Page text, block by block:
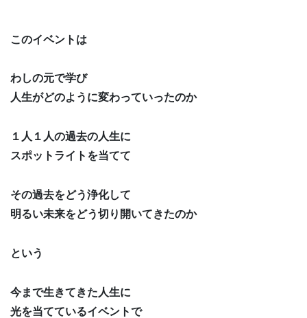
このイベントは
わしの元で学び
人生がどのように変わっていったのか
１人１人の過去の人生に
スポットライトを当てて
その過去をどう浄化して
明るい未来をどう切り開いてきたのか
という
今まで生きてきた人生に
光を当てているイベントで